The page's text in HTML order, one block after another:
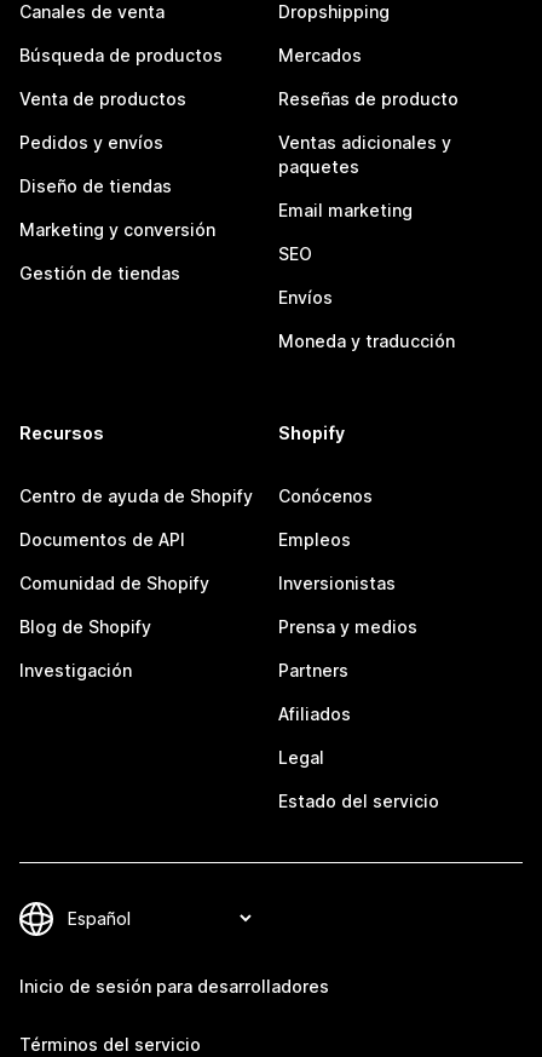
Canales de venta
Búsqueda de productos
Venta de productos
Pedidos y envíos
Diseño de tiendas
Marketing y conversión
Gestión de tiendas
Dropshipping
Mercados
Reseñas de producto
Ventas adicionales y
paquetes
Email marketing
SEO
Envíos
Moneda y traducción
Recursos
Centro de ayuda de Shopify
Documentos de API
Comunidad de Shopify
Blog de Shopify
Investigación
Shopify
Conócenos
Empleos
Inversionistas
Prensa y medios
Partners
Afiliados
Legal
Estado del servicio
Inicio de sesión para desarrolladores
Términos del servicio